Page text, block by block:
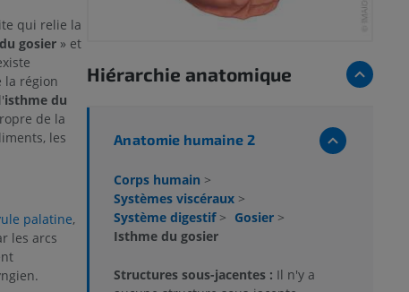
qui relie la
gosier» et
la région
isthme du
de la
les
palatine,
les arcs
Hiérarchie anatomique
Anatomie humaine 2
Corps humain >
Systèmes viscéraux >
Système digestif > Gosier >
Isthme du gosier
Structures sous-jacentes : Il n'y a